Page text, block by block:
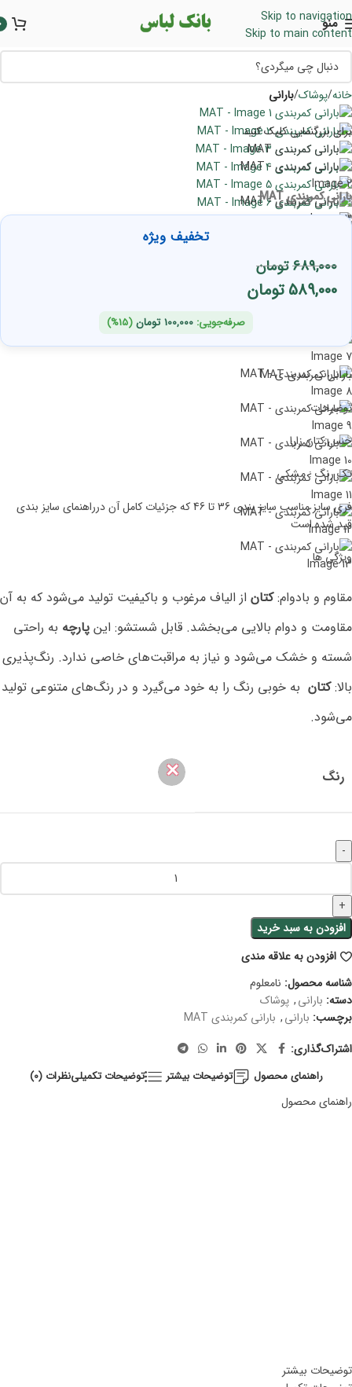
Skip to navigation
Skip to main content
منو
خانه پوشاک بارانی
برای بزرگنمایی کلیک کنید
بارانی کمربندی MAT
تخفیف ویژه
689,000تومان
589,000تومان
صرفه‌جویی: 100,000 تومان(15%)
بارانی کمربندی MAT
توضیحات
جنس:کتان زارا
تک رنگ : مشکی
فری سایز مناسب سایز بندی 36 تا 46 که جزئیات کامل آن درراهنمای سایز بندی
قید شده است
ویژگی ها
مقاوم و بادوام:کتان از الیاف مرغوب و باکیفیت تولید می‌شود که به آن
مقاومت و دوام بالایی می‌بخشد. قابل شستشو: این پارچه به راحتی
شسته و خشک می‌شود و نیاز به مراقبت‌های خاصی ندارد. رنگ‌پذیری
بالا:کتان به خوبی رنگ را به خود می‌گیرد و در رنگ‌های متنوعی تولید
می‌شود.
رنگ ✕
افزودن به سبد خرید
افزودن به علاقه مندی
شناسه محصول: نامعلوم
دسته: بارانی, پوشاک
برچسب: بارانی, بارانی کمربندی MAT
اشتراک‌گذاری:
راهنمای محصول توضیحات بیشتر توضیحات تکمیلینظرات (0)
راهنمای محصول
توضیحات بیشتر